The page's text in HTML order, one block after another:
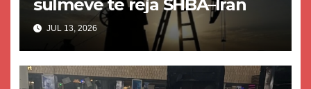
sulmeve të reja SHBA–Iran
JUL 13, 2026